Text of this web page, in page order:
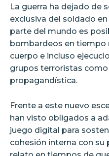
La guerra ha dejado de
exclusiva del soldado
parte del mundo es
bombardeos en tiempo
cuerpo e incluso
grupos terroristas
propagandística.
Frente a este nuevo
han visto obligados a
juego digital para
cohesión interna con su